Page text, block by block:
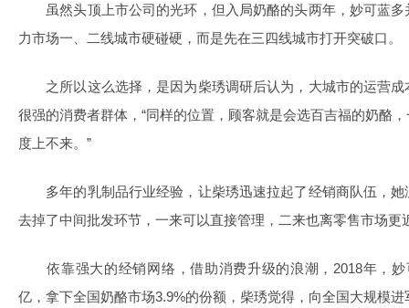
虽然头顶上市公司的光环，但入局奶酪的头两年，妙可蓝多
力市场一、二线城市硬碰硬，而是先在三四线城市打开突破口。
之所以这么选择，是因为柴琇调研后认为，大城市的运营成
很强的消费者群体，“同样的位置，顾客就是会选百吉福的奶酪
度上不来。”
多年的乳制品行业经验，让柴琇迅速拉起了经销商队伍，她
去掉了中间批发环节，一来可以直接管理，二来也离零售市场更
依靠强大的经销网络，借助消费升级的浪潮，2018年，妙
亿，拿下全国奶酪市场3.9%的份额，柴琇觉得，向全国大规模